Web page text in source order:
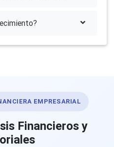
EMPRESARIAL
Financieros y